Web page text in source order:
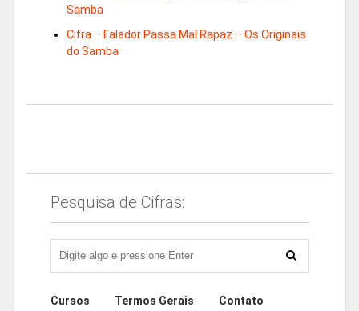
Samba
Cifra – Falador Passa Mal Rapaz – Os Originais
do Samba
Pesquisa de Cifras:
Cursos Termos Gerais Contato